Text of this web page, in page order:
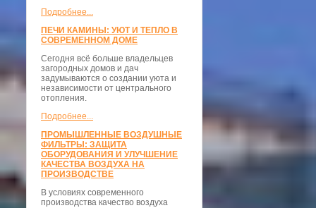
Подробнее...
ПЕЧИ КАМИНЫ: УЮТ И ТЕПЛО В
СОВРЕМЕННОМ ДОМЕ
Сегодня всё больше владельцев
загородных домов и дач
задумываются о создании уюта и
независимости от центрального
отопления.
Подробнее...
ПРОМЫШЛЕННЫЕ ВОЗДУШНЫЕ
ФИЛЬТРЫ: ЗАЩИТА
ОБОРУДОВАНИЯ И УЛУЧШЕНИЕ
КАЧЕСТВА ВОЗДУХА НА
ПРОИЗВОДСТВЕ
В условиях современного
производства качество воздуха